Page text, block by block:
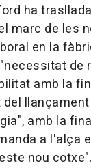
ha
marc de les
en la
de
amb la
amb la
a l'alça
nou cotxe".